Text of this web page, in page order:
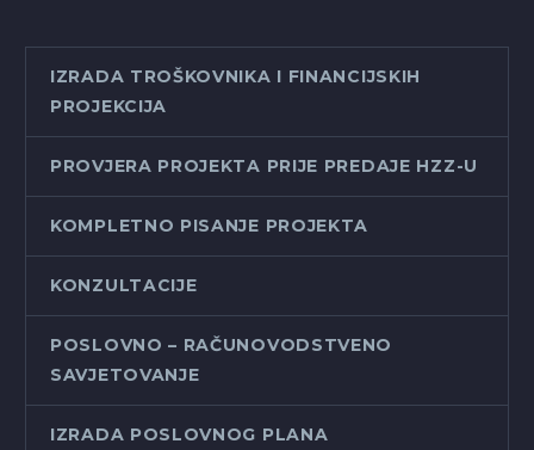
IZRADA TROŠKOVNIKA I FINANCIJSKIH
PROJEKCIJA
PROVJERA PROJEKTA PRIJE PREDAJE HZZ-U
KOMPLETNO PISANJE PROJEKTA
KONZULTACIJE
POSLOVNO – RAČUNOVODSTVENO
SAVJETOVANJE
IZRADA POSLOVNOG PLANA